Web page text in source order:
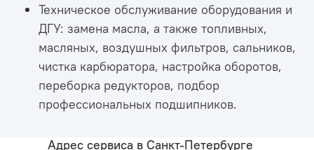
Техническое обслуживание оборудования и
ДГУ: замена масла, а также топливных,
масляных, воздушных фильтров, сальников,
чистка карбюратора, настройка оборотов,
переборка редукторов, подбор
профессиональных подшипников.
Адрес сервиса в Санкт-Петербурге